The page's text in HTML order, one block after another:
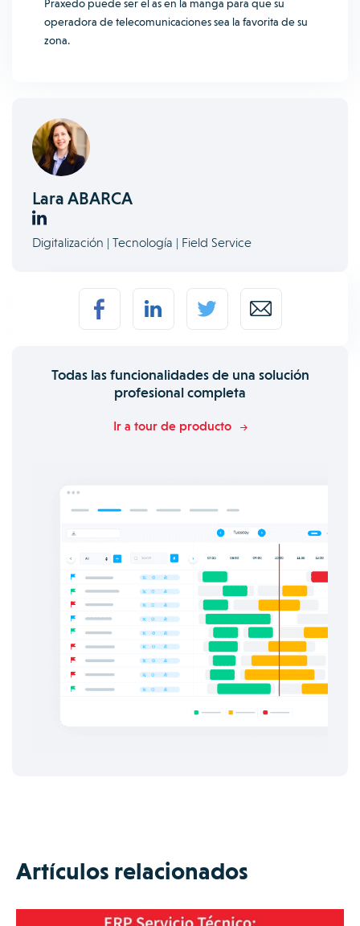
Praxedo puede ser el as en la manga para que su
operadora de telecomunicaciones sea la favorita de su
zona.
Lara ABARCA
Digitalización | Tecnología | Field Service
Todas las funcionalidades de una solución
profesional completa
Ir a tour de producto
Artículos relacionados